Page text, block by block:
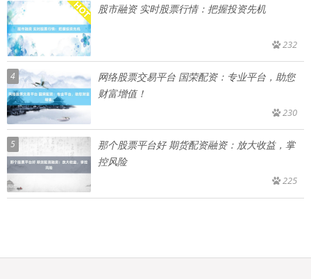
股市融资 实时股票行情：把握投资先机
232
4
网络股票交易平台 国荣配资：专业平台，助您
财富增值！
230
5
那个股票平台好 期货配资融资：放大收益，掌
控风险
225